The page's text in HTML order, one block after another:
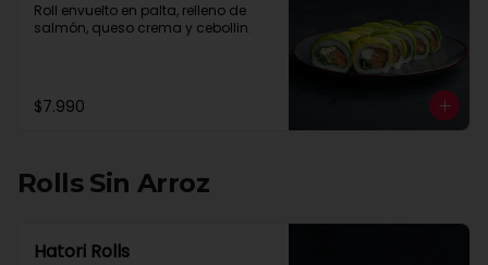
Roll envuelto en palta, relleno de
salmón, queso crema y cebollin.
$7.990
Rolls Sin Arroz
Hatori Rolls